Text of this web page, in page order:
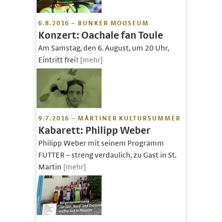
6.8.2016 – BUNKER MOOSEUM
Konzert: Oachale fan Toule
Am Samstag, den 6. August, um 20 Uhr,
Eintritt frei! [mehr]
9.7.2016 – MÅRTINER KULTURSUMMER
Kabarett: Philipp Weber
Philipp Weber mit seinem Programm
FUTTER – streng verdaulich, zu Gast in St.
Martin [mehr]